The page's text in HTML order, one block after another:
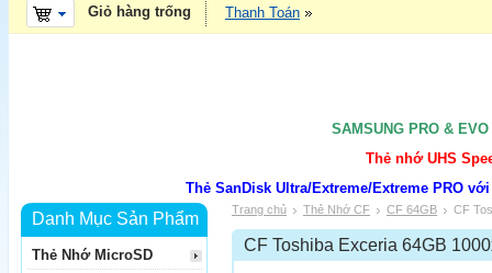
Giỏ hàng trống Thanh Toán
SAMSUNG PRO &
Thẻ nhớ UHS
Thẻ SanDisk Ultra/Extreme/Extreme PRO
Trang chủ Thẻ Nhớ CF CF 64GB CF
CF Toshiba Exceria 64GB
Danh Mục Sản Phẩm
Thẻ Nhớ MicroSD